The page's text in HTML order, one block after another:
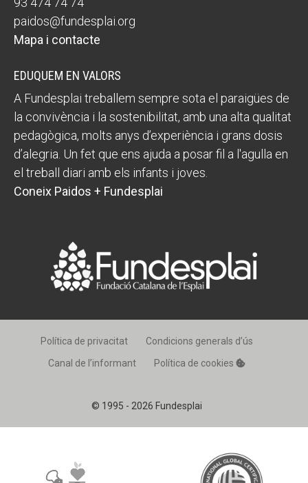
paidos@fundesplai.org
Mapa i contacte
EDUQUEM EN VALORS
A Fundesplai treballem sempre sota el paraigües de
la convivència i la sostenibilitat, amb una alta qualitat
pedagògica, molts anys d’experiència i grans dosis
d’alegria. Un fet que ens ajuda a posar fil a l'agulla en
el treball diari amb els infants i joves.
Coneix Paidos + Fundesplai
© 1995 - 2026 Fundesplai
Política de privacitat
Condicions generals d’ús
Canal de l’informant
Política de cookies